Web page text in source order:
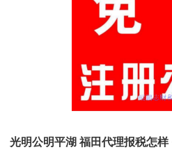
光明公明平湖 福田代理报税怎样